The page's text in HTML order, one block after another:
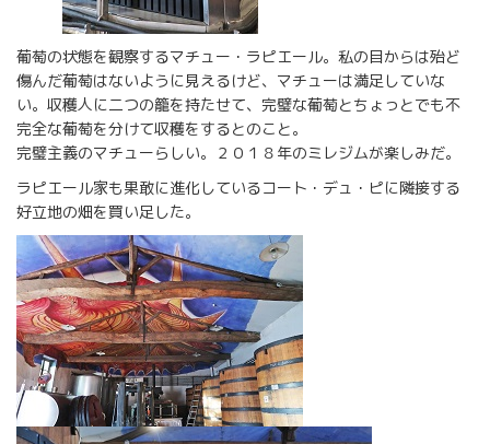
葡萄の状態を観察するマチュー・ラピエール。私の目からは殆ど
傷んだ葡萄はないように見えるけど、マチューは満足していな
い。収穫人に二つの籠を持たせて、完璧な葡萄とちょっとでも不
完全な葡萄を分けて収穫をするとのこと。
完璧主義のマチューらしい。２０１８年のミレジムが楽しみだ。
ラピエール家も果敢に進化しているコート・デュ・ピに隣接する
好立地の畑を買い足した。